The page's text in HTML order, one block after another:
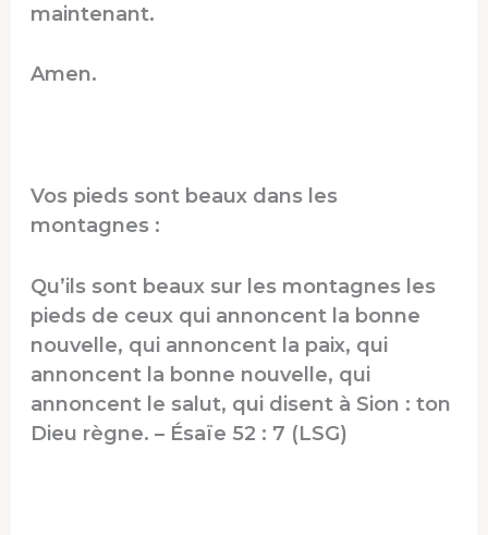
maintenant.
Amen.
Vos pieds sont beaux dans les
montagnes :
Qu’ils sont beaux sur les montagnes les
pieds de ceux qui annoncent la bonne
nouvelle, qui annoncent la paix, qui
annoncent la bonne nouvelle, qui
annoncent le salut, qui disent à Sion : ton
Dieu règne. – Ésaïe 52 : 7 (LSG)